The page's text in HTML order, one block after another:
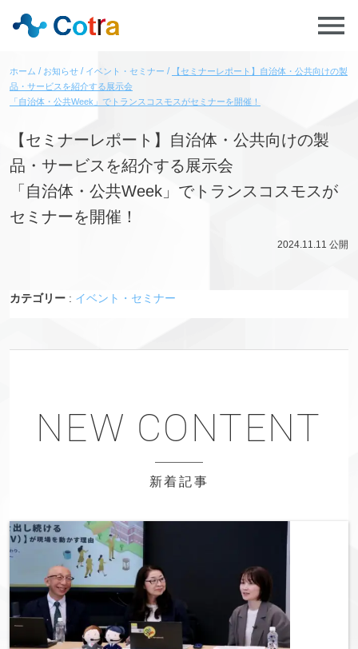
ホーム お知らせ イベント・セミナー
【セミナーレポート】自治体・公共向けの製
品・サービスを紹介する展示会
「自治体・公共Week」でトランスコスモスがセミナーを開催！
【セミナーレポート】自治体・公共向けの製
品・サービスを紹介する展示会
「自治体・公共Week」でトランスコスモスが
セミナーを開催！
2024.11.11 公開
カテゴリー : イベント・セミナー
新着記事